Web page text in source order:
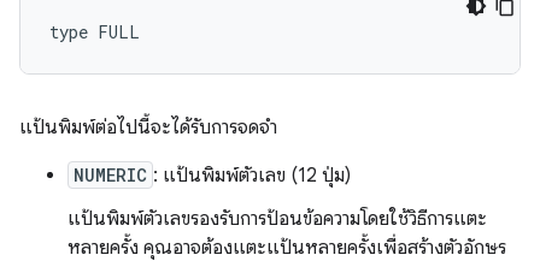
แป้นพิมพ์ต่อไปนี้จะได้รับการจดจำ
NUMERIC : แป้นพิมพ์ตัวเลข (12 ปุ่ม)
แป้นพิมพ์ตัวเลขรองรับการป้อนข้อความโดยใช้วิธีการแตะ
หลายครั้ง คุณอาจต้องแตะแป้นหลายครั้งเพื่อสร้างตัวอักษร